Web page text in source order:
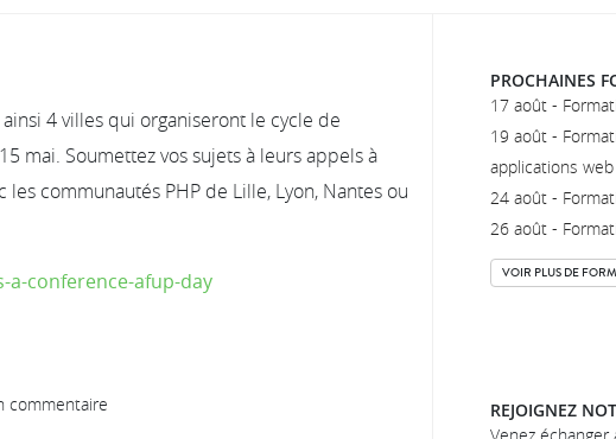
4 villes qui organiseront le cycle de
mai. Soumettez vos sujets à leurs appels à
communautés PHP de Lille, Lyon, Nantes ou
conference-afup-day
commentaire
PROCHAINES
17 août -
19 août -
applications web
24 août -
26 août -
VOIR PLUS DE
REJOIGNEZ